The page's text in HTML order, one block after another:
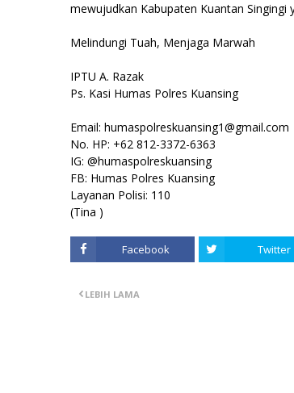
mewujudkan Kabupaten Kuantan Singingi
Melindungi Tuah, Menjaga Marwah
IPTU A. Razak
Ps. Kasi Humas Polres Kuansing
Email: humaspolreskuansing1@gmail.com
No. HP: +62 812-3372-6363
IG: @humaspolreskuansing
FB: Humas Polres Kuansing
Layanan Polisi: 110
(Tina )
Facebook Twitter
LEBIH LAMA